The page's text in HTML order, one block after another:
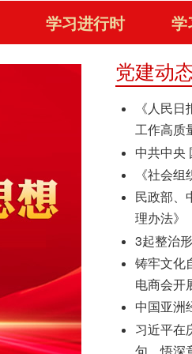
学习进行时 学
党建动
《人民
工作高质
中共中央
《社会
民政部、
理办法》
3起整治
铸牢文化
电商会开
中国亚洲
习近平在
句，悟深